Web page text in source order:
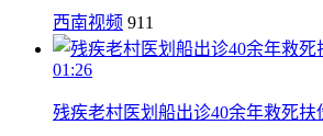
西南视频 911
01:26
残疾老村医划船出诊40余年救死